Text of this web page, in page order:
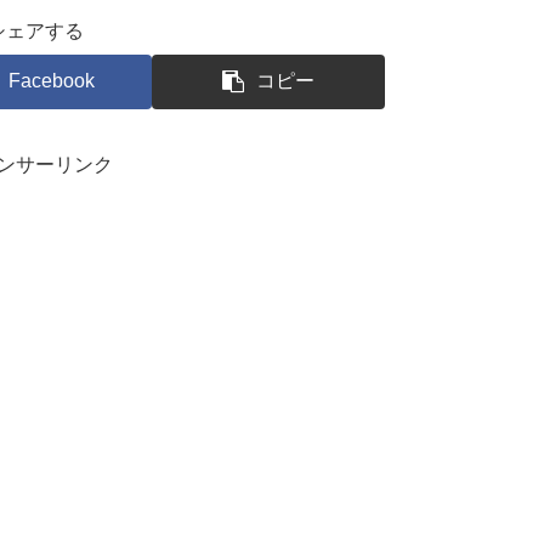
ェアする
Facebook コピー
サーリンク